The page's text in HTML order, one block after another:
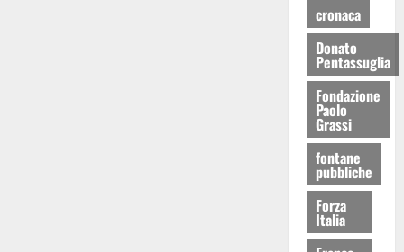
cronaca
Donato
Pentassuglia
Fondazione
Paolo
Grassi
fontane
pubbliche
Forza
Italia